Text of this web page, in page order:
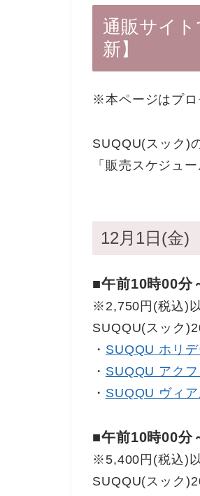
通販サイ
新】
※本ページはプロ
SUQQU(スック)
「販売スケジュ
12月1日(金)
■午前10時00分
※2,750円(税込)
SUQQU(スック
・ SUQQU ホリ
・ SUQQU アクフ
・ SUQQU ヴィ
■午前10時00分
※5,400円(税込)
SUQQU(スック